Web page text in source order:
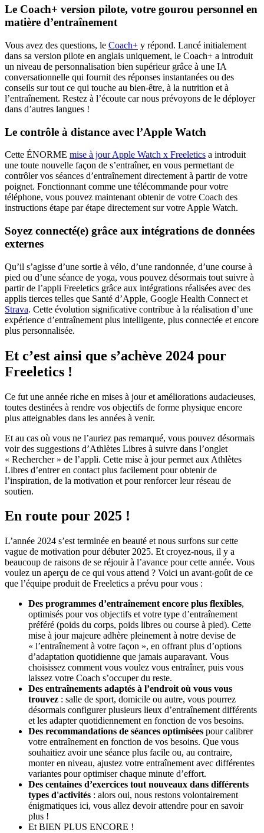
Le Coach+ version pilote, votre gourou personnel en
matière d’entraînement
Vous avez des questions, le Coach+ y répond. Lancé initialement
dans sa version pilote en anglais uniquement, le Coach+ a introduit
un niveau de personnalisation bien supérieur grâce à une IA
conversationnelle qui fournit des réponses instantanées ou des
conseils sur tout ce qui touche au bien-être, à la nutrition et à
l’entraînement. Restez à l’écoute car nous prévoyons de le déployer
dans d’autres langues !
Le contrôle à distance avec l’Apple Watch
Cette ÉNORME mise à jour Apple Watch x Freeletics a introduit
une toute nouvelle façon de s’entraîner, en vous permettant de
contrôler vos séances d’entraînement directement à partir de votre
poignet. Fonctionnant comme une télécommande pour votre
téléphone, vous pouvez maintenant obtenir de votre Coach des
instructions étape par étape directement sur votre Apple Watch.
Soyez connecté(e) grâce aux intégrations de données
externes
Qu’il s’agisse d’une sortie à vélo, d’une randonnée, d’une course à
pied ou d’une séance de yoga, vous pouvez désormais tout suivre à
partir de l’appli Freeletics grâce aux intégrations réalisées avec des
applis tierces telles que Santé d’Apple, Google Health Connect et
Strava. Cette évolution significative contribue à la réalisation d’une
expérience d’entraînement plus intelligente, plus connectée et encore
plus personnalisée.
Et c’est ainsi que s’achève 2024 pour
Freeletics !
Ce fut une année riche en mises à jour et améliorations audacieuses,
toutes destinées à rendre vos objectifs de forme physique encore
plus atteignables dans les années à venir.
Et au cas où vous ne l’auriez pas remarqué, vous pouvez désormais
voir des suggestions d’Athlètes Libres à suivre dans l’onglet
« Rechercher » de l’appli. Cette mise à jour permet aux Athlètes
Libres d’entrer en contact plus facilement pour obtenir de
l’inspiration, de la motivation et pour renforcer leur réseau de
soutien.
En route pour 2025 !
L’année 2024 s’est terminée en beauté et nous surfons sur cette
vague de motivation pour débuter 2025. Et croyez-nous, il y a
beaucoup de raisons de se réjouir à l’avance pour cette année. Vous
voulez un aperçu de ce qui vous attend ? Voici un avant-goût de ce
que l’équipe produit de Freeletics a prévu pour vous :
Des programmes d’entraînement encore plus flexibles,
optimisés pour vos objectifs et votre type d’entraînement
préféré (poids du corps, poids libres ou course à pied). Cette
mise à jour majeure adhère pleinement à notre devise de
« l’entraînement à votre façon », en offrant plus d’options
d’adaptation quotidienne que jamais auparavant. Vous
choisissez comment vous voulez vous entraîner, puis vous
laissez votre Coach s’occuper du reste.
Des entraînements adaptés à l’endroit où vous vous
trouvez : salle de sport, domicile ou autre, vous pourrez
désormais configurer plusieurs lieux d’entraînement différents
et les adapter quotidiennement en fonction de vos besoins.
Des recommandations de séances optimisées pour calibrer
votre entraînement en fonction de vos besoins. Que vous
souhaitiez avoir une séance plus facile ou, au contraire,
monter en niveau, ajustez votre entraînement avec différentes
variantes pour optimiser chaque minute d’effort.
Des centaines d’exercices tout nouveaux dans différents
types d'activités : alors oui, nous restons volontairement
énigmatiques ici, vous allez devoir attendre pour en savoir
plus !
Et BIEN PLUS ENCORE !